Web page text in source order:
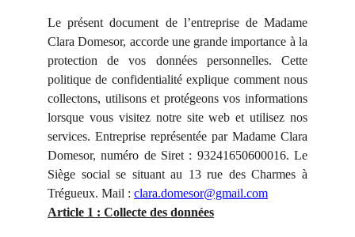
Le présent document de l’entreprise de Madame
Clara Domesor, accorde une grande importance à la
protection de vos données personnelles. Cette
politique de confidentialité explique comment nous
collectons, utilisons et protégeons vos informations
lorsque vous visitez notre site web et utilisez nos
services. Entreprise représentée par Madame Clara
Domesor, numéro de Siret : 93241650600016. Le
Siège social se situant au 13 rue des Charmes à
Trégueux. Mail : clara.domesor@gmail.com
Article 1 : Collecte des données